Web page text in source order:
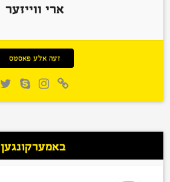
ארי ווייזער
זעה אלע פאסטס
באמערקונגען